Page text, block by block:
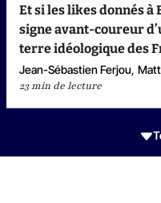
Et si les likes donnés
signe avant-coureur
terre idéologique des
Jean-Sébastien Ferjou,
23 min de lecture